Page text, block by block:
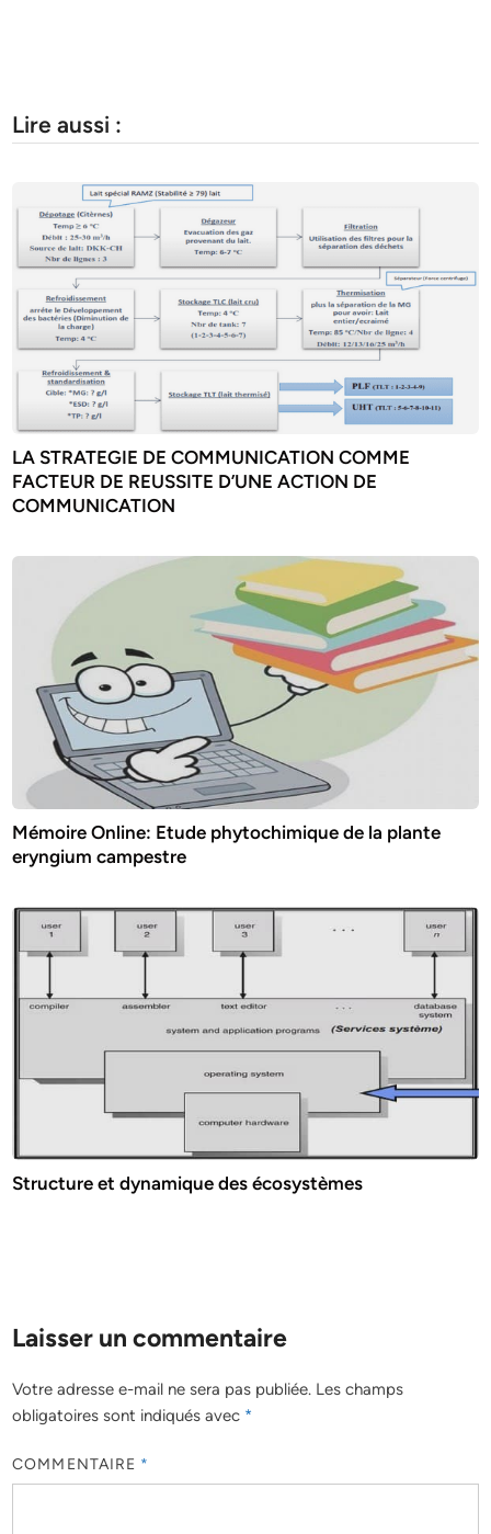
Lire aussi :
LA STRATEGIE DE COMMUNICATION COMME
FACTEUR DE REUSSITE D’UNE ACTION DE
COMMUNICATION
Mémoire Online: Etude phytochimique de la plante
eryngium campestre
Structure et dynamique des écosystèmes
Laisser un commentaire
Votre adresse e-mail ne sera pas publiée. Les champs
obligatoires sont indiqués avec *
COMMENTAIRE *